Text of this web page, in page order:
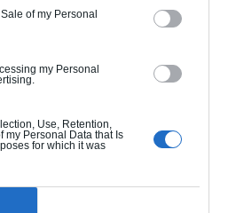
of my Personal
my Personal
Use, Retention,
my Personal Data that Is
for which it was
plus précises stipulent les surfaces
de construire. A défaut, on vous
faire appel obligatoirement à un